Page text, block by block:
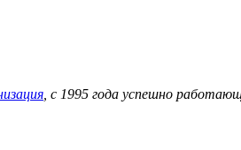
, с 1995 года успешно